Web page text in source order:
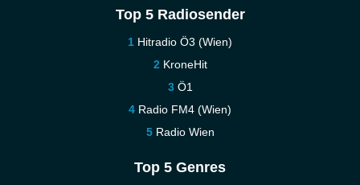
Top 5 Radiosender
Hitradio Ö3 (Wien)
KroneHit
Ö1
Radio FM4 (Wien)
Radio Wien
Top 5 Genres